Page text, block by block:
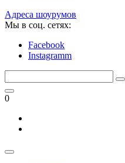
Адреса шоурумов
Мы в соц. сетях:
Facebook
Instagramm
0